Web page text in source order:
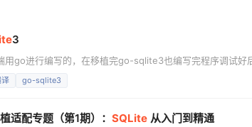
3
go进行编写的，在移植完go-sqlite3也编写完程序调试好
，而服务器的系统用的ubuntu，在移植过程中碰到的主要
在mac
go-sqlite3
适配专题（第1期）： SQLite 从入门到精通